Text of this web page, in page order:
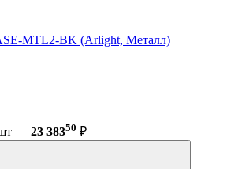
MTL2-BK (Arlight, Металл)
шт — 23 38350 ₽